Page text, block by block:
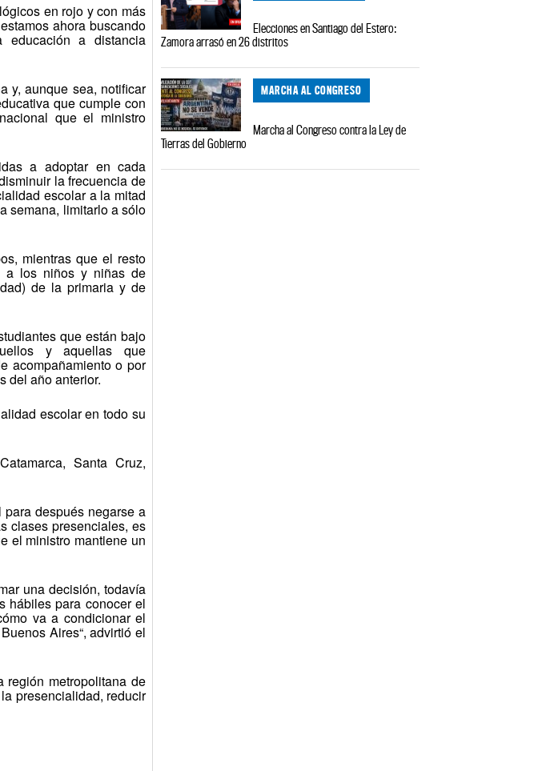
en rojo y con más
ahora buscando
educación a distancia
y, aunque sea, notificar
que cumple con
que el ministro
a adoptar en cada
la frecuencia de
escolar a la mitad
semana, limitarlo a sólo
mientras que el resto
a los niños y niñas de
de la primaria y de
que están bajo
y aquellas que
acompañamiento o por
del año anterior.
escolar en todo su
Santa Cruz,
después negarse a
clases presenciales, es
el ministro mantiene un
una decisión, todavía
hábiles para conocer el
va a condicionar el
Aires“, advirtió el
región metropolitana de
presencialidad, reducir
Elecciones en Santiago del Estero:
Zamora arrasó en 26 distritos
MARCHA AL CONGRESO
Marcha al Congreso contra la Ley de
Tierras del Gobierno